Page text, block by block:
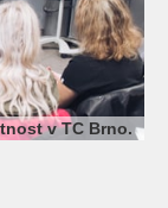
v TC Brno.